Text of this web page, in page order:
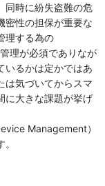
同時に紛失盗難の危
密性の担保が重要な
理する為の
理が必須でありなが
いるかは定かではあ
は気づいてからスマ
に大きな課題が挙げ
Management）